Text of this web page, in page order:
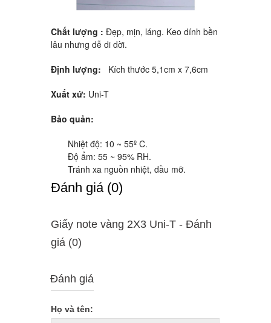
Chất lượng : Đẹp, mịn, láng. Keo dính bền
lâu nhưng dễ di dời.
Định lượng: Kích thước 5,1cm x 7,6cm
Xuất xứ: Uni-T
Bảo quản:
Nhiệt độ: 10 ~ 55º C.
Độ ẩm: 55 ~ 95% RH.
Tránh xa nguồn nhiệt, dầu mỡ.
Ðánh giá (0)
Giấy note vàng 2X3 Uni-T - Ðánh
giá (0)
Đánh giá
Họ và tên: